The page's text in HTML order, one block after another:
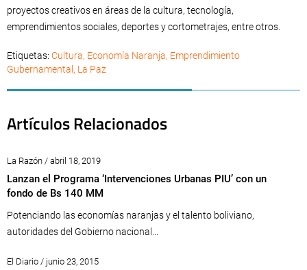
proyectos creativos en áreas de la cultura, tecnología,
emprendimientos sociales, deportes y cortometrajes, entre otros.
Etiquetas: Cultura, Economía Naranja, Emprendimiento
Gubernamental , La Paz
Artículos Relacionados
La Razón / abril 18, 2019
Lanzan el Programa ‘Intervenciones Urbanas PIU’ con un
fondo de Bs 140 MM
Potenciando las economías naranjas y el talento boliviano,
autoridades del Gobierno nacional...
El Diario / junio 23, 2015